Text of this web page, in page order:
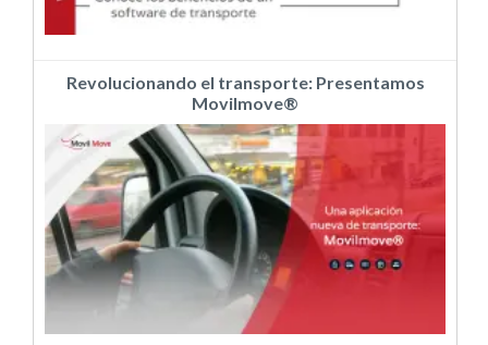
Revolucionando el transporte: Presentamos
Movilmove®